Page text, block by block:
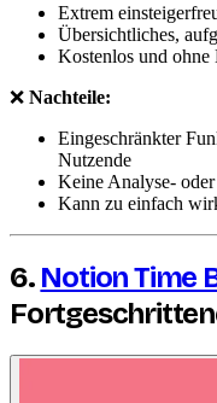
Extrem
Übersichtliches,
Kostenlos und
❌ Nachteile:
Eingeschränkter
Nutzende
Keine Analyse-
Kann zu einfach
6. Notion Time